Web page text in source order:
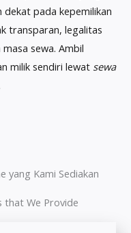
pada kepemilikan
transparan, legalitas
sewa. Ambil
milik sendiri lewat sewa
yang Kami Sediakan
that We Provide